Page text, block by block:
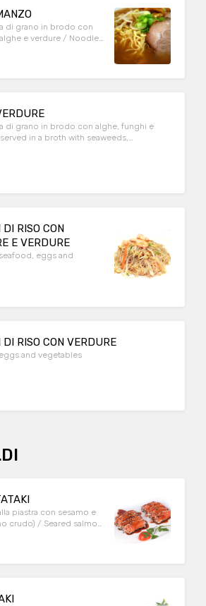
di grano in brodo con
e verdure / Noodles
di grano in brodo con alghe, funghi e
in a broth with seaweeds,
RISO CON
E VERDURE
eggs and
RISO CON VERDURE
and vegetables
piastra con sesamo e
crudo) / Seared salmon